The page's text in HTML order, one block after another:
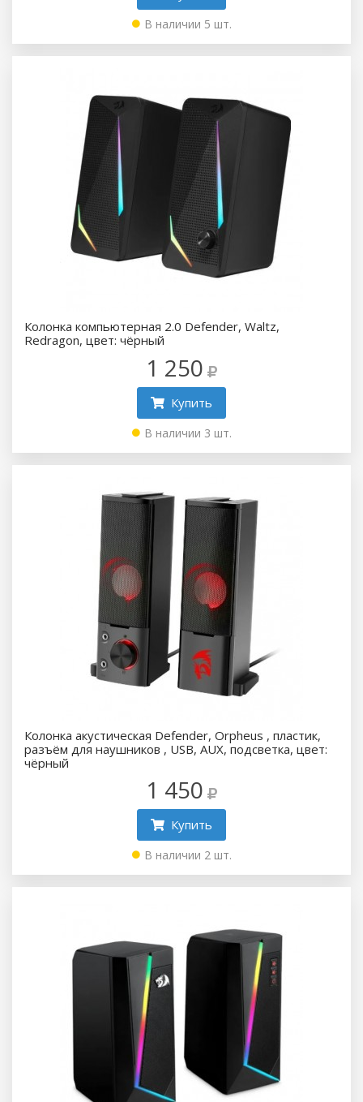
В наличии 5 шт.
Колонка компьютерная 2.0 Defender, Waltz,
Redragon, цвет: чёрный
1 250
Купить
В наличии 3 шт.
Колонка акустическая Defender, Orpheus , пластик,
разъём для наушников , USB, AUX, подсветка, цвет:
чёрный
1 450
Купить
В наличии 2 шт.